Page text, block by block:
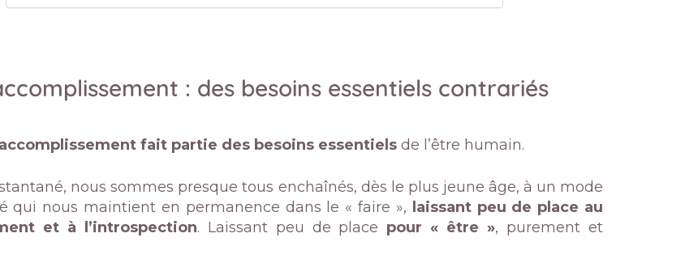
: des besoins essentiels contrariés
fait partie des besoins essentiels de l’être humain.
nous sommes presque tous enchaînés, dès le plus jeune âge, à un mode
qui nous maintient en permanence dans le « faire »,
laissant peu de place au
et à l’introspection. Laissant peu de place pour « être », purement et